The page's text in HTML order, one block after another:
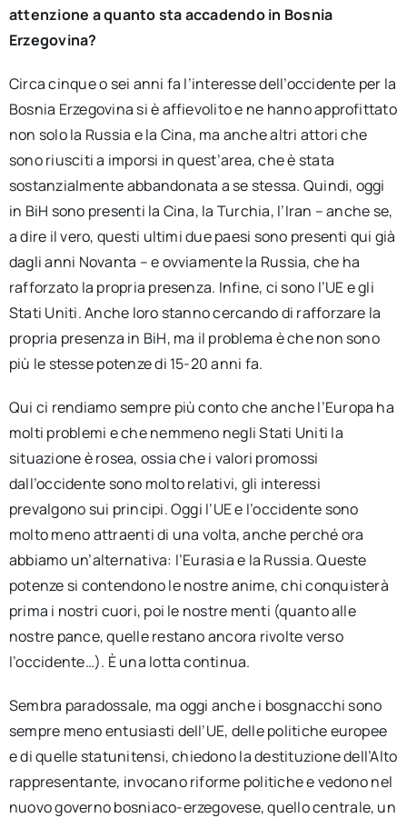
attenzione a quanto sta accadendo in Bosnia
Erzegovina?
Circa cinque o sei anni fa l’interesse dell’occidente per la
Bosnia Erzegovina si è affievolito e ne hanno approfittato
non solo la Russia e la Cina, ma anche altri attori che
sono riusciti a imporsi in quest’area, che è stata
sostanzialmente abbandonata a se stessa. Quindi, oggi
in BiH sono presenti la Cina, la Turchia, l’Iran – anche se,
a dire il vero, questi ultimi due paesi sono presenti qui già
dagli anni Novanta – e ovviamente la Russia, che ha
rafforzato la propria presenza. Infine, ci sono l’UE e gli
Stati Uniti. Anche loro stanno cercando di rafforzare la
propria presenza in BiH, ma il problema è che non sono
più le stesse potenze di 15-20 anni fa.
Qui ci rendiamo sempre più conto che anche l’Europa ha
molti problemi e che nemmeno negli Stati Uniti la
situazione è rosea, ossia che i valori promossi
dall’occidente sono molto relativi, gli interessi
prevalgono sui principi. Oggi l’UE e l’occidente sono
molto meno attraenti di una volta, anche perché ora
abbiamo un’alternativa: l’Eurasia e la Russia. Queste
potenze si contendono le nostre anime, chi conquisterà
prima i nostri cuori, poi le nostre menti (quanto alle
nostre pance, quelle restano ancora rivolte verso
l’occidente…). È una lotta continua.
Sembra paradossale, ma oggi anche i bosgnacchi sono
sempre meno entusiasti dell’UE, delle politiche europee
e di quelle statunitensi, chiedono la destituzione dell’Alto
rappresentante, invocano riforme politiche e vedono nel
nuovo governo bosniaco-erzegovese, quello centrale, un